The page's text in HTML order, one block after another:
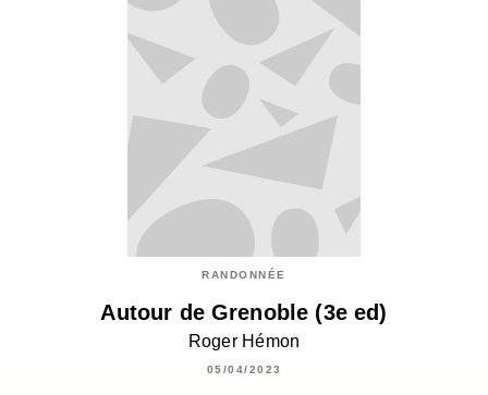
RANDONNÉE
Autour de Grenoble (3e ed)
Roger Hémon
05/04/2023